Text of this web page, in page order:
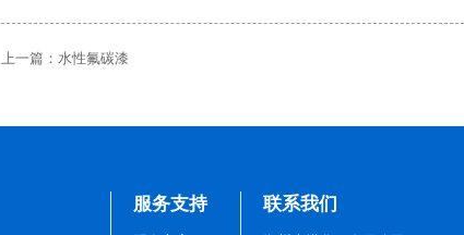
上一篇： 水性氟碳漆
服务支持 联系我们